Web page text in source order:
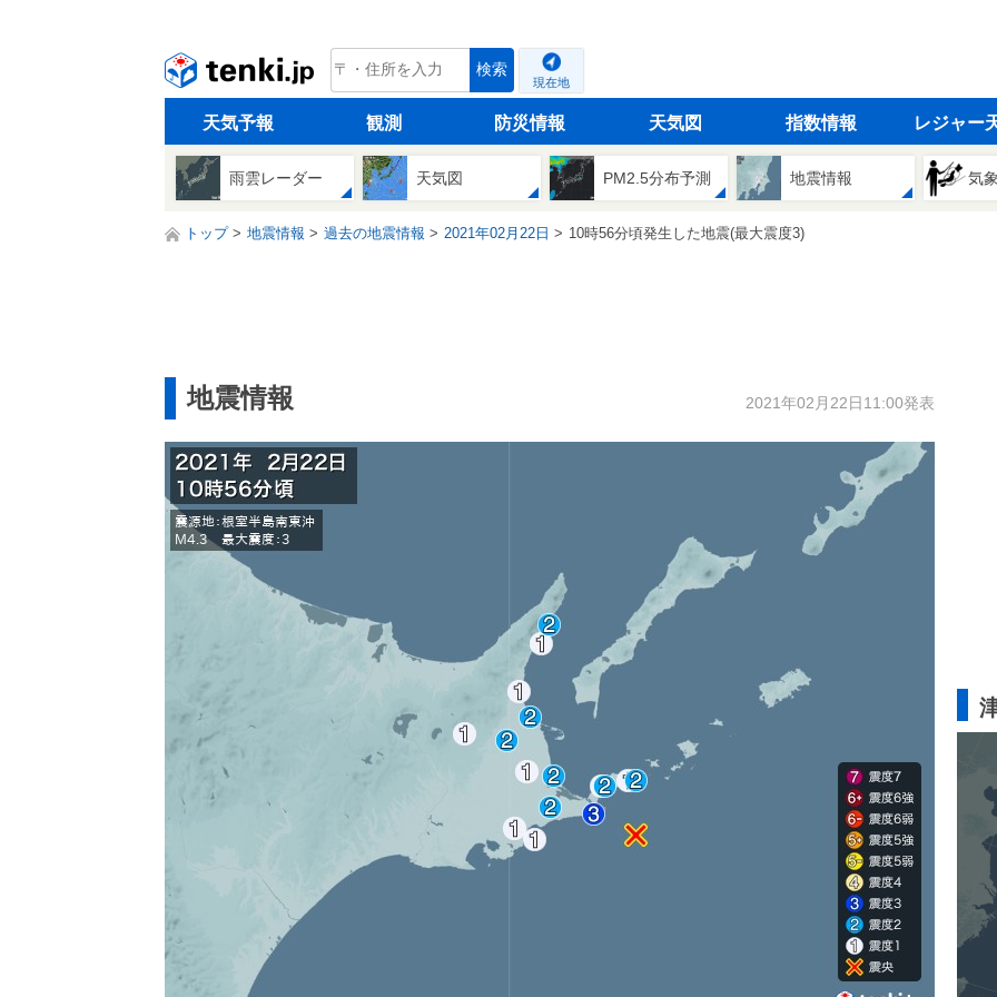
tenki.jp 検索
現在地
天気予報 観測 防災情報 天気図 指数情報 レジャー
雨雲レーダー 天気図 PM2.5分布予測 地震情報 気
トップ 地震情報 過去の地震情報 2021年02月22日 10時56分頃発生した地震(最大震度3)
地震情報 2021年02月22日11:00発表